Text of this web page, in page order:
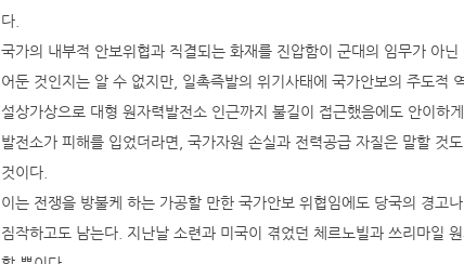
다.
국가의 내부적 안보위협과 직결되는 화재를 진압함이 군대의 임무가 아
어둔 것인지는 알 수 없지만, 일촉즉발의 위기사태에 국가안보의 주도적
설상가상으로 대형 원자력발전소 인근까지 불길이 접근했음에도 안이하
발전소가 피해를 입었더라면, 국가자원 손실과 전력공급 자질은 말할 것
것이다.
이는 전쟁을 방불케 하는 가공할 만한 국가안보 위협임에도 당국의 경고
짐작하고도 남는다. 지난날 소련과 미국이 겪었던 체르노빌과 쓰리마일